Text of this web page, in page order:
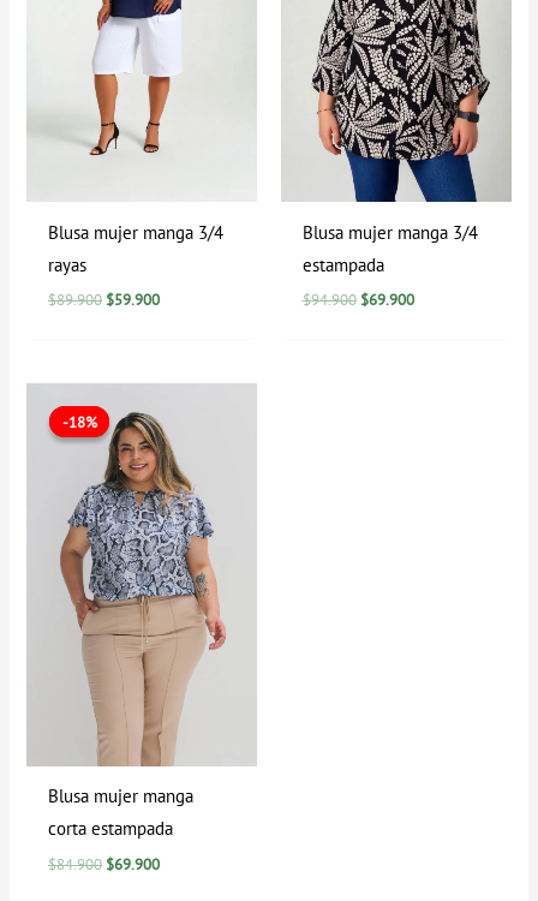
Blusa mujer manga 3/4
rayas
$89.900 $59.900
Blusa mujer manga 3/4
estampada
$94.900 $69.900
-18%
-18%
Blusa mujer manga
corta estampada
$84.900
precio
original
era:
$84.900.
$69.900
actual
es:
$69.900.